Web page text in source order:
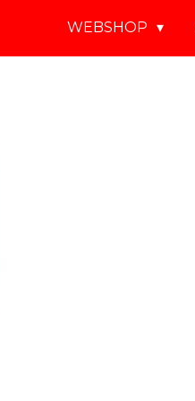
WEBSHOP